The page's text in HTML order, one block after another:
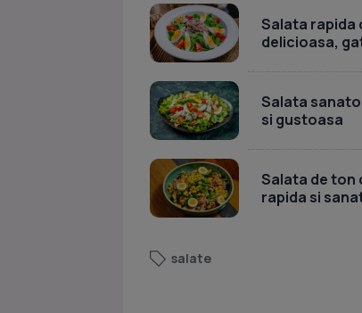
Salata rapida
delicioasa,
Salata
si gustoasa
Salata de ton
rapida si
salate